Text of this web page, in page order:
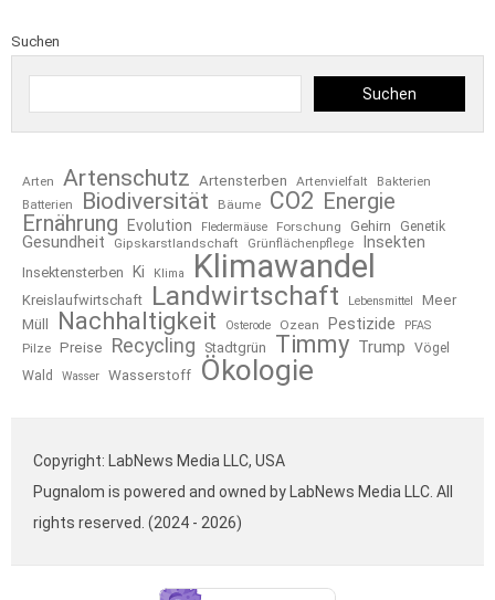
Suchen
Suchen
Arten Artenschutz Artensterben Artenvielfalt
Bakterien
Batterien
Biodiversität Bäume CO2 Energie
Ernährung
Evolution Fledermäuse Forschung Gehirn Genetik
Gesundheit Gipskarstlandschaft Grünflächenpflege Insekten
Insektensterben Ki Klima Klimawandel
Kreislaufwirtschaft Landwirtschaft Lebensmittel
Meer
Müll
Nachhaltigkeit Osterode Ozean Pestizide PFAS
Pilze Preise Recycling Stadtgrün Timmy Trump
Vögel
Wald
Wasser Wasserstoff Ökologie
Copyright: LabNews Media LLC, USA
Pugnalom is powered and owned by LabNews Media LLC. All
rights reserved. (2024 - 2026)